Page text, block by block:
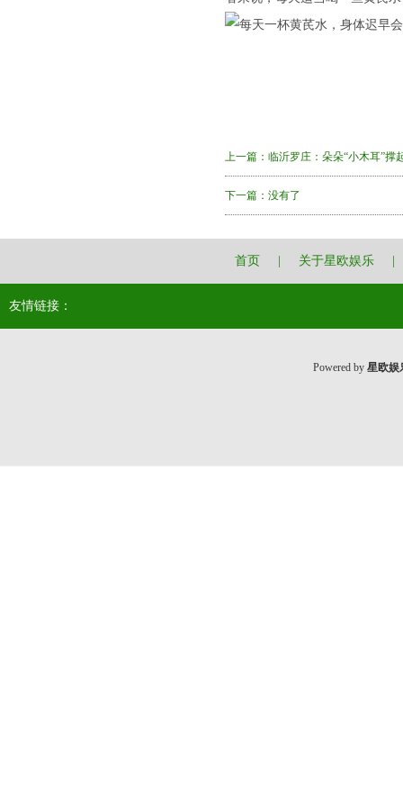
上一篇： 临沂罗庄：朵朵“小木耳”撑
下一篇：没有了
首页 关于星欧娱乐
友情链接：
Powered by 星欧娱